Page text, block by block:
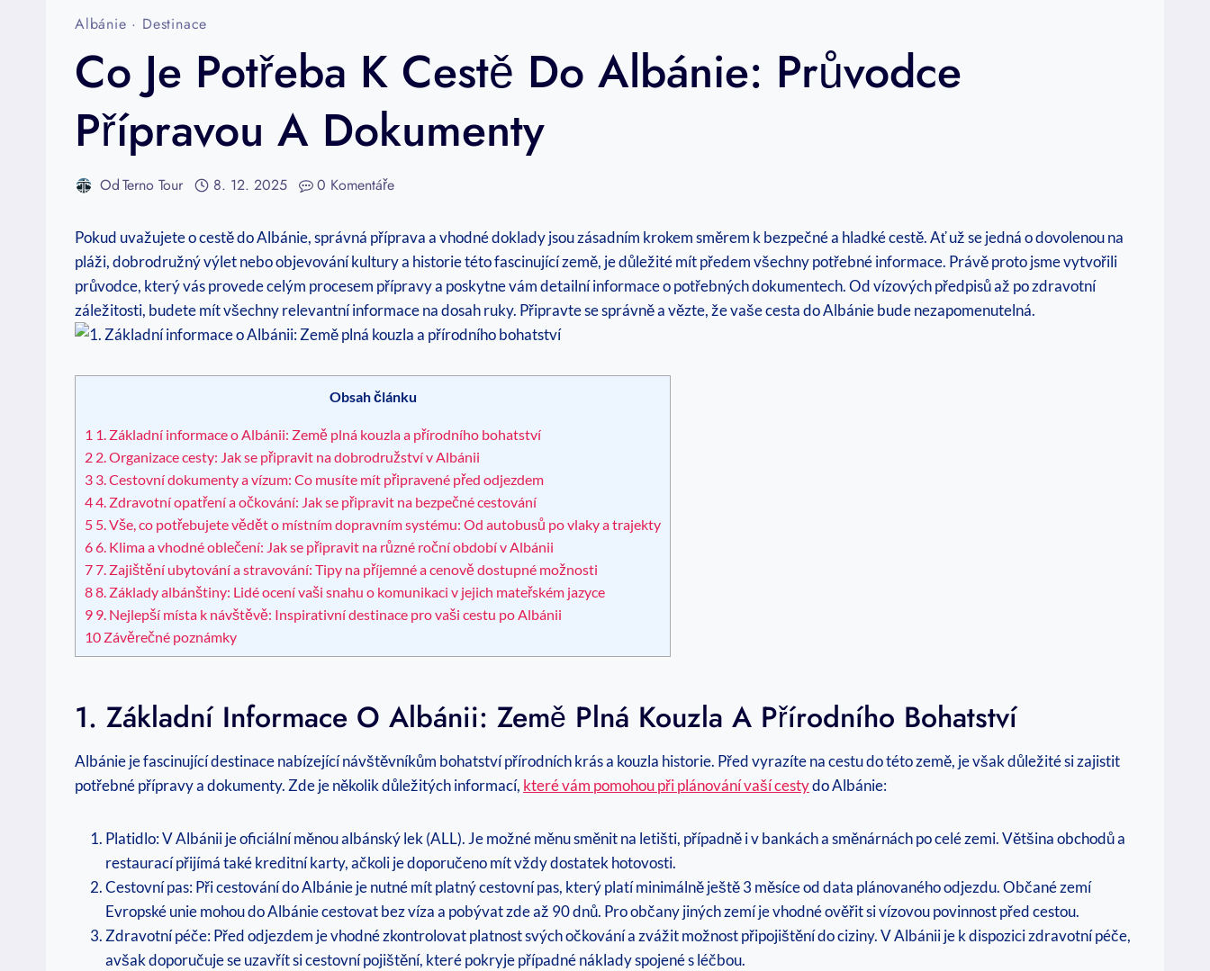
Albánie · Destinace
Co Je Potřeba K Cestě Do Albánie: Průvodce
Přípravou A Dokumenty
OdTerno Tour 8. 12. 2025 0 Komentáře
Pokud uvažujete o cestě do Albánie, správná příprava a vhodné doklady jsou zásadním krokem směrem k ​bezpečné a hladké cestě. Ať už se jedná o dovolenou‌ na
pláži, dobrodružný výlet nebo ⁣objevování kultury ​a historie této ⁢fascinující země, je‌ důležité‌ mít předem ⁢všechny potřebné informace. Právě ​proto jsme vytvořili
průvodce, který ⁤vás provede celým procesem přípravy a poskytne ⁢vám detailní informace o potřebných dokumentech. Od vízových předpisů až po zdravotní
záležitosti, budete mít všechny ‌relevantní informace na dosah ruky. Připravte se správně a vězte,‍ že vaše cesta‍ do Albánie​ bude nezapomenutelná.
Obsah článku
1 1. Základní informace o Albánii: Země plná kouzla a přírodního bohatství
2 2. Organizace cesty: Jak se připravit na dobrodružství v Albánii
3 3.⁢ Cestovní dokumenty a vízum: Co musíte ‌mít připravené před odjezdem
44. Zdravotní opatření​ a ​očkování: Jak se připravit na bezpečné cestování
5 5. Vše, co potřebujete vědět o místním dopravním systému: Od autobusů po vlaky a trajekty
66. Klima a vhodné oblečení: Jak⁤ se připravit na různé⁣ roční období v Albánii
77. ​Zajištění ubytování ‍a ⁣stravování: Tipy na příjemné a cenově dostupné možnosti
88. Základy albánštiny: Lidé ocení vaši snahu o komunikaci v ​jejich mateřském jazyce
9 9. Nejlepší⁣ místa k ⁤návštěvě:‍ Inspirativní‍ destinace ⁣pro vaši cestu po Albánii
10 Závěrečné poznámky
1. Základní Informace O Albánii: Země Plná Kouzla A Přírodního Bohatství
Albánie je fascinující destinace nabízející návštěvníkům bohatství přírodních krás a kouzla ​historie. Před vyrazíte na cestu⁤ do této země, je však důležité si zajistit
potřebné přípravy a dokumenty. Zde je několik⁣ důležitých informací, které vám pomohou při plánování vaší cestydo Albánie:
Platidlo: V ⁤Albánii je oficiální měnou albánský lek (ALL). Je možné měnu směnit ⁢na letišti,‍ případně i ​v bankách a směnárnách‍ po celé zemi. Většina obchodů a
restaurací⁣ přijímá také kreditní karty, ačkoli je doporučeno⁢ mít vždy dostatek hotovosti.
Cestovní pas: Při cestování do ⁢Albánie je nutné mít platný cestovní pas, který platí minimálně‌ ještě 3 měsíce od data plánovaného odjezdu. ‍Občané zemí
Evropské unie mohou do Albánie cestovat‍ bez ⁣víza a pobývat‌ zde‌ až 90 ‍dnů. ​Pro občany jiných​ zemí je vhodné ověřit si vízovou povinnost před cestou.
Zdravotní péče: Před odjezdem je vhodné zkontrolovat platnost svých očkování a​ zvážit možnost připojištění do ciziny.​ V Albánii je k dispozici zdravotní péče,
avšak doporučuje ‌se uzavřít si‍ cestovní pojištění, které pokryje případné náklady⁣ spojené s‍ léčbou.